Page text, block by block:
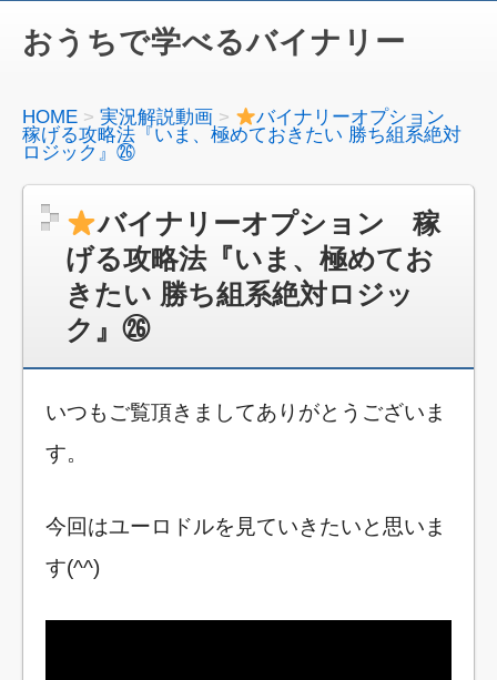
おうちで学べるバイナリー
HOME 実況解説動画
バイナリーオプション
稼げる攻略法『いま、極めておきたい 勝ち組系絶対
ロジック』㉖
バイナリーオプション 稼
げる攻略法『いま、極めてお
きたい 勝ち組系絶対ロジッ
ク』㉖
いつもご覧頂きましてありがとうございま
す。
今回はユーロドルを見ていきたいと思いま
す(^^)